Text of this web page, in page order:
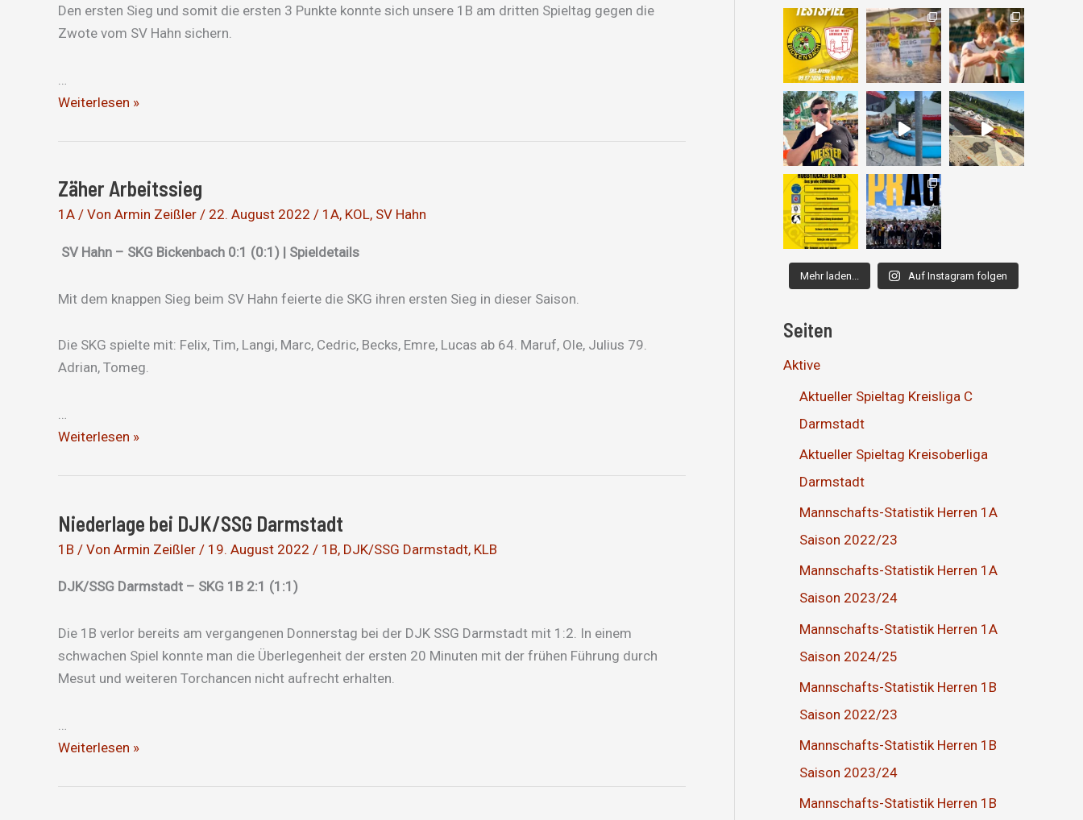
Den ersten Sieg und somit die ersten 3 Punkte konnte sich unsere 1B am dritten Spieltag gegen die
Zwote vom SV Hahn sichern.
Erster
der
Weiterlesen »
Zäher Arbeitssieg
1A / Von Armin Zeißler / 22. August 2022 / 1A, KOL, SV Hahn
SV Hahn – SKG Bickenbach 0:1 (0:1) | Spieldetails
Mit dem knappen Sieg beim SV Hahn feierte die SKG ihren ersten Sieg in dieser Saison.
Die SKG spielte mit: Felix, Tim, Langi, Marc, Cedric, Becks, Emre, Lucas ab 64. Maruf, Ole, Julius 79.
Adrian, Tomeg.
…
Zäher
Weiterlesen »
Niederlage bei DJK/SSG Darmstadt
1B / Von Armin Zeißler / 19. August 2022 / 1B, DJK/SSG Darmstadt, KLB
DJK/SSG Darmstadt – SKG 1B 2:1 (1:1)
Die 1B verlor bereits am vergangenen Donnerstag bei der DJK SSG Darmstadt mit 1:2. In einem
schwachen Spiel konnte man die Überlegenheit der ersten 20 Minuten mit der frühen Führung durch
Mesut und weiteren Torchancen nicht aufrecht erhalten.
Niederlage
DJK/SSG
Weiterlesen »
Mehr laden... Auf Instagram folgen
Seiten
Aktive
Aktueller Spieltag Kreisliga C
Darmstadt
Aktueller Spieltag Kreisoberliga
Darmstadt
Mannschafts-Statistik Herren 1A
Saison 2022/23
Mannschafts-Statistik Herren 1A
Saison 2023/24
Mannschafts-Statistik Herren 1A
Saison 2024/25
Mannschafts-Statistik Herren 1B
Saison 2022/23
Mannschafts-Statistik Herren 1B
Saison 2023/24
Mannschafts-Statistik Herren 1B